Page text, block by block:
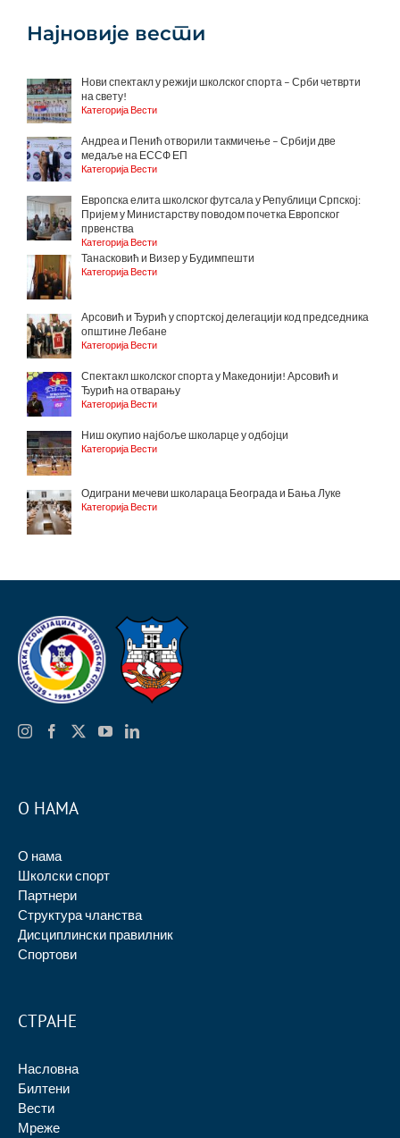
Најновије вести
Нови спектакл у режији школског спорта – Срби четврти
на свету!
Категорија Вести
Андреа и Пенић отворили такмичење – Србији две
медаље на ЕССФ ЕП
Категорија Вести
Европска елита школског футсала у Републици Српској:
Пријем у Министарству поводом почетка Европског
првенства
Категорија Вести
Танасковић и Визер у Будимпешти
Категорија Вести
Арсовић и Ђурић у спортској делегацији код председника
општине Лебане
Категорија Вести
Спектакл школског спорта у Македонији! Арсовић и
Ђурић на отварању
Категорија Вести
Ниш окупио најбоље школарце у одбојци
Категорија Вести
Одиграни мечеви школараца Београда и Бања Луке
Категорија Вести
О НАМА
О нама
Школски спорт
Партнери
Структура чланства
Дисциплински правилник
Спортови
СТРАНЕ
Насловна
Билтени
Вести
Мреже